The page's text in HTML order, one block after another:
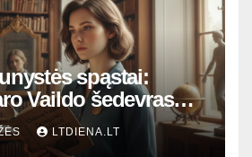
spąstai:
Vaildo šedevras
nei bet
LTDIENA.LT